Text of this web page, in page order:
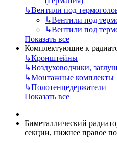
↳Вентили под
↳Вентили под
↳Вентили под
Показать все
Комплектующие к
↳Кронштейны
↳Воздуховодчики,
↳Монтажные комплекты
↳Полотенцедержатели
Показать все
Биметаллический
секции, нижнее правое